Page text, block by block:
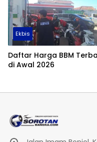
Ekbis
Daftar Harga BBM
di Awal 2026